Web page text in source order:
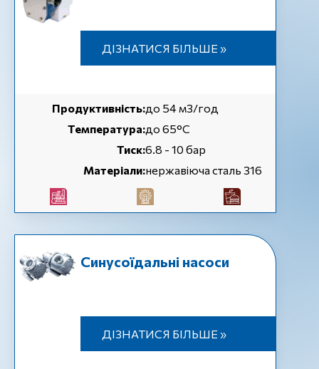
ДІЗНАТИСЯ БІЛЬШЕ »
Продуктивність:до 54 м3/год
Температура:до 65°C
Тиск:6.8 - 10 бар
Матеріали:нержавіюча сталь 316
Синусоїдальні насоси
ДІЗНАТИСЯ БІЛЬШЕ »